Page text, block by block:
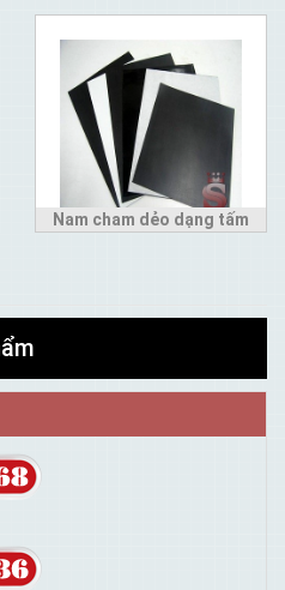
Nam cham dẻo dạng tấm